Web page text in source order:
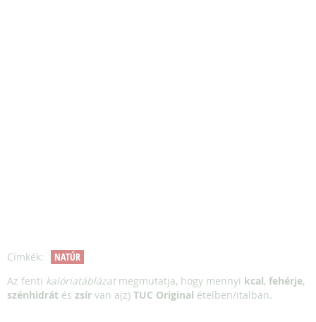
Címkék:
NATÚR
Az fenti kalóriatáblázatmegmutatja, hogy mennyi kcal, fehérje,
szénhidrát és zsír van a(z) TUC Original ételben/italban.